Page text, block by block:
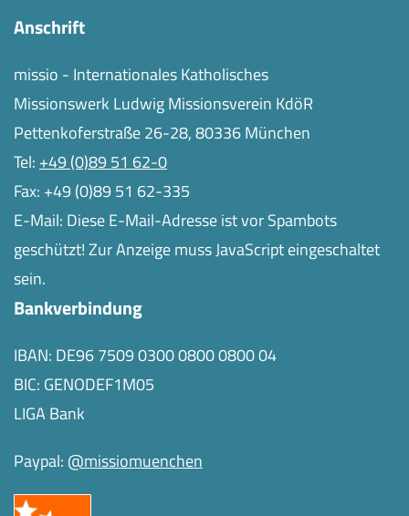
Anschrift
missio - Internationales Katholisches
Missionswerk Ludwig Missionsverein KdöR
Pettenkoferstraße 26-28, 80336 München
Tel: +49 (0)89 51 62-0
Fax: +49 (0)89 51 62-335
E-Mail: Diese E-Mail-Adresse ist vor Spambots
geschützt! Zur Anzeige muss JavaScript eingeschaltet
sein.
Bankverbindung
IBAN: DE96 7509 0300 0800 0800 04
BIC: GENODEF1M05
LIGA Bank
Paypal: @missiomuenchen